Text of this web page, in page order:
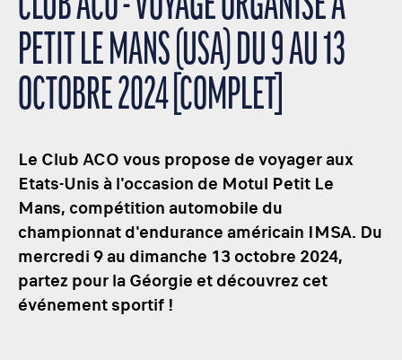
PETIT LE MANS (USA) DU 9 AU 13
OCTOBRE 2024 [COMPLET]
Le Club ACO vous propose de voyager aux
Etats-Unis à l'occasion de Motul Petit Le
Mans, compétition automobile du
championnat d'endurance américain IMSA. Du
mercredi 9 au dimanche 13 octobre 2024,
partez pour la Géorgie et découvrez cet
événement sportif !